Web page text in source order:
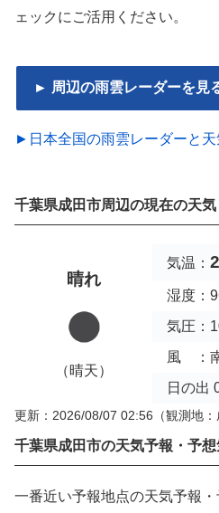
ェックにご活用ください。
► 周辺の雨雲レーダーを見
►日本全国の雨雲レーダーと天
千葉県成田市周辺の現在の天気
晴れ
（晴天）
気温：
湿度：
気圧：
風 ：
日の出
更新：2026/08/07 02:56 （観測地：
千葉県成田市の天気予報・予想
一番近い予報地点の天気予報